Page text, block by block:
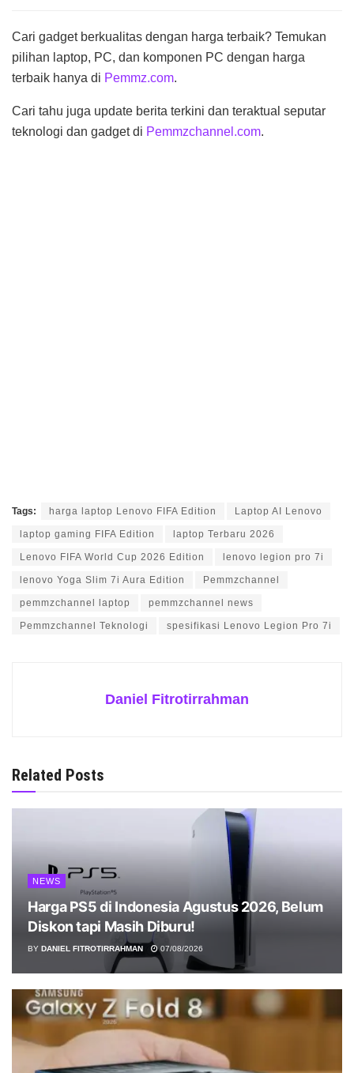
Cari gadget berkualitas dengan harga terbaik? Temukan
pilihan laptop, PC, dan komponen PC dengan harga
terbaik hanya di Pemmz.com.
Cari tahu juga update berita terkini dan teraktual seputar
teknologi dan gadget di Pemmzchannel.com.
Tags: harga laptop Lenovo FIFA Edition Laptop AI Lenovo
laptop gaming FIFA Edition laptop Terbaru 2026
Lenovo FIFA World Cup 2026 Edition lenovo legion pro 7i
lenovo Yoga Slim 7i Aura Edition Pemmzchannel
pemmzchannel laptop pemmzchannel news
Pemmzchannel Teknologi spesifikasi Lenovo Legion Pro 7i
Daniel Fitrotirrahman
Related Posts
NEWS
Harga PS5 di Indonesia Agustus 2026, Belum
Diskon tapi Masih Diburu!
BY DANIEL FITROTIRRAHMAN 07/08/2026